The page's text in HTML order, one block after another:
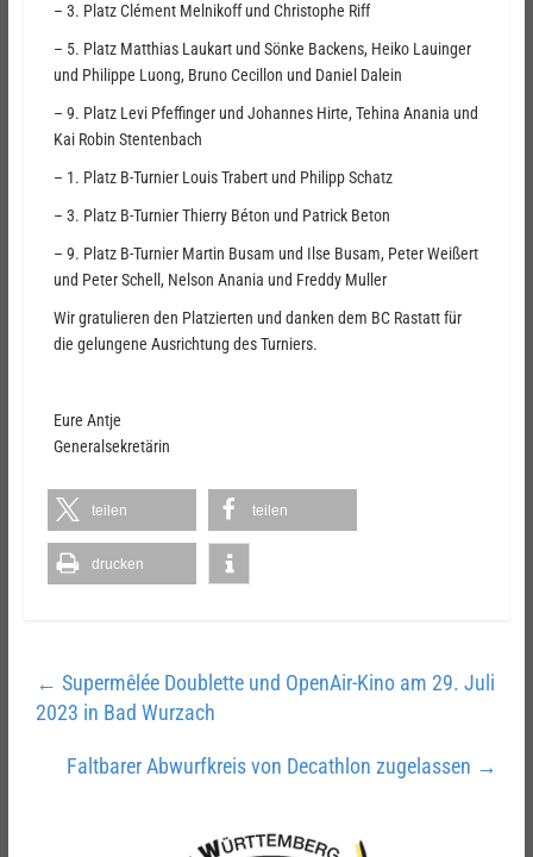
– 3. Platz Clément Melnikoff und Christophe Riff
– 5. Platz Matthias Laukart und Sönke Backens, Heiko Lauinger
und Philippe Luong, Bruno Cecillon und Daniel Dalein
– 9. Platz Levi Pfeffinger und Johannes Hirte, Tehina Anania und
Kai Robin Stentenbach
– 1. Platz B-Turnier Louis Trabert und Philipp Schatz
– 3. Platz B-Turnier Thierry Béton und Patrick Beton
– 9. Platz B-Turnier Martin Busam und Ilse Busam, Peter Weißert
und Peter Schell, Nelson Anania und Freddy Muller
Wir gratulieren den Platzierten und danken dem BC Rastatt für
die gelungene Ausrichtung des Turniers.
Eure Antje
Generalsekretärin
teilen teilen
drucken
← Supermêlée Doublette und OpenAir-Kino am 29. Juli
2023 in Bad Wurzach
Faltbarer Abwurfkreis von Decathlon zugelassen →